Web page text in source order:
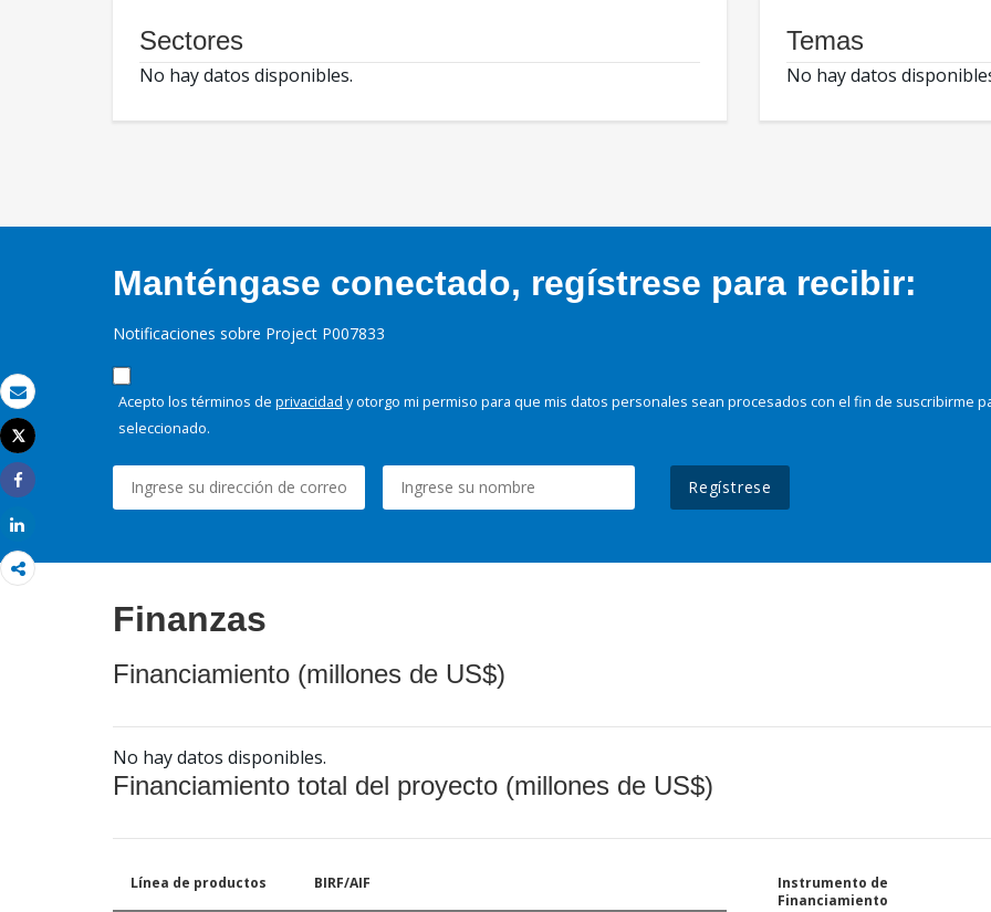
Correo electrónico
Imprimir
Tweet
Share
Sectores
No hay datos disponibles.
Temas
No hay datos
Manténgase conectado, regístrese para recibir:
Notificaciones sobre Project P007833
Acepto los términos de privacidad y otorgo mi permiso para que mis datos personales sean procesados con el fin de suscribirme
seleccionado.
Regístrese
Finanzas
Financiamiento (millones de US$)
No hay datos disponibles.
Financiamiento total del proyecto (millones de US$)
Línea de productos BIRF/AIF
Instrumento de
Financiamiento